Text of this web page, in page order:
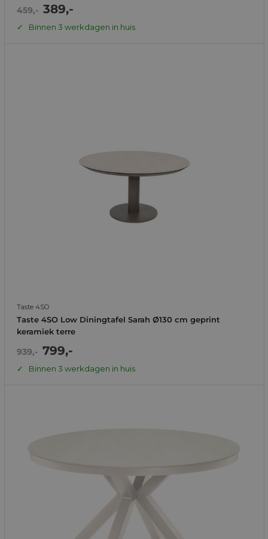
Normale
prijs
459,- Actie
prijs
389,-
Binnen 3 werkdagen in huis
Taste 4SO
Taste 4SO Low Diningtafel Sarah Ø130 cm geprint
keramiek terre
Normale
prijs
939,- Actie
799,-
Binnen 3 werkdagen in huis